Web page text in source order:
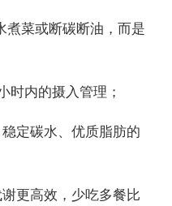
煮菜或断碳断油，而是
时内的摄入管理；
定碳水、优质脂肪的
更高效，少吃多餐比